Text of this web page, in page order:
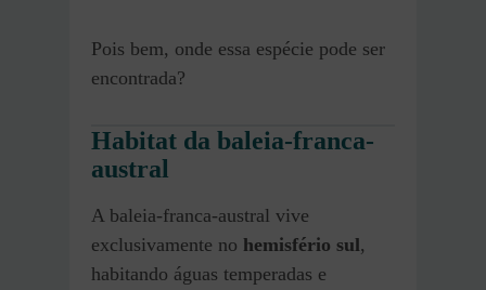
Pois bem, onde essa espécie pode ser
encontrada?
Habitat da baleia-franca-
austral
A baleia-franca-austral vive
exclusivamente no hemisfério sul,
habitando águas temperadas e